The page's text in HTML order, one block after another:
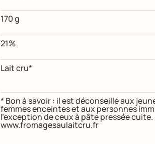
170 g
21%
Lait cru*
* Bon à savoir : il est déconseillé aux
femmes enceintes et aux personnes
l’exception de ceux à pâte pressée
www.fromagesaulaitcru.fr